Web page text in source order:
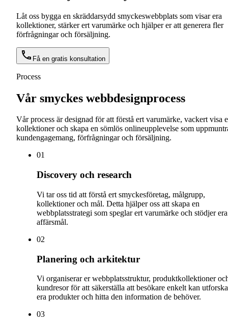
Låt oss bygga en skräddarsydd smyckeswebbplats som visar era
kollektioner, stärker ert varumärke och hjälper er att generera fler
förfrågningar och försäljning.
Få en gratis konsultation
Process
Vår smyckes webbdesignprocess
Vår process är designad för att förstå ert varumärke, vackert visa
kollektioner och skapa en sömlös onlineupplevelse som
kundengagemang, förfrågningar och försäljning.
01
Discovery och research
Vi tar oss tid att förstå ert smyckesföretag, målgrupp,
kollektioner och mål. Detta hjälper oss att skapa en
webbplatsstrategi som speglar ert varumärke och stödjer era
affärsmål.
02
Planering och arkitektur
Vi organiserar er webbplatsstruktur, produktkollektioner
kundresor för att säkerställa att besökare enkelt kan utforska
era produkter och hitta den information de behöver.
03